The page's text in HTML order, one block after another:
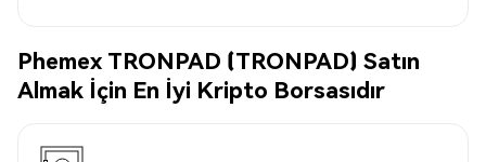
Phemex TRONPAD (TRONPAD) Satın
Almak İçin En İyi Kripto Borsasıdır